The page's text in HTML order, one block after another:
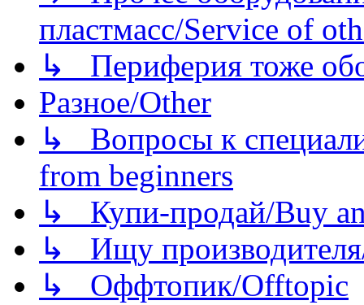
пластмасс/Service of
↳ Периферия тоже
Разное/Other
↳ Вопросы к
from beginners
↳ Купи-продай/Buy
↳ Ищу
↳ Оффтопик/Offtopic